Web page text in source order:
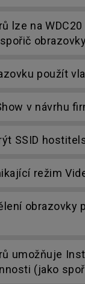
lze na
použít
v návrhu
SSID
režim
obrazovky
umožňuje
(jako